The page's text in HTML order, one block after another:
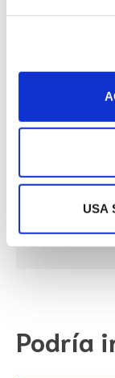
USA
Becas
Internacional
Vaya al
Study in
Vaya al
Podría